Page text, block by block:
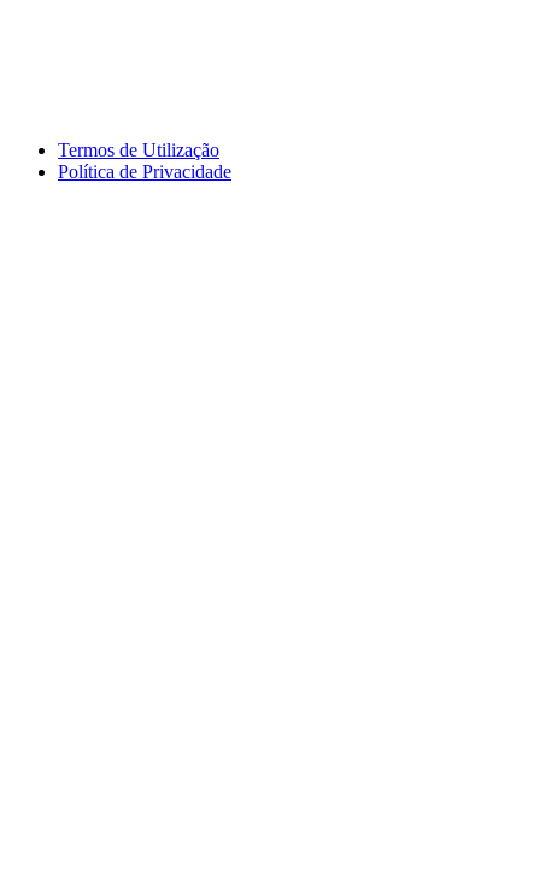
Termos de Utilização
Política de Privacidade